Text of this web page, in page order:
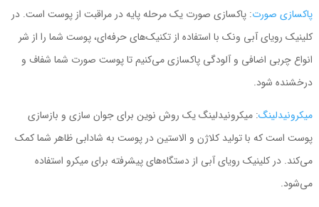
پاکسازی صورت: پاکسازی صورت یک مرحله پایه در مراقبت از پوست است. در
کلینیک رویای آبی ونک با استفاده از تکنیک‌های حرفه‌ای، پوست شما را از شر
انواع چربی اضافی و آلودگی پاکسازی می‌کنیم تا پوست صورت شما شفاف و
درخشنده شود.
میکرونیدلینگ: میکرونیدلینگ یک روش نوین برای جوان سازی و بازسازی
پوست است که با تولید کلاژن و الاستین در پوست به شادابی ظاهر شما کمک
می‌کند. در کلینیک رویای آبی از دستگاه‌های پیشرفته برای میکرو استفاده
می‌شود.